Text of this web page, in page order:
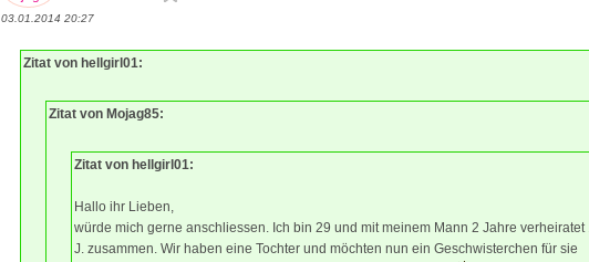
03.01.2014 20:27
Zitat von hellgirl01:
Zitat von Mojag85:
Zitat von hellgirl01:
Hallo ihr Lieben,
würde mich gerne anschliessen. Ich bin 29 und mit meinem Mann 2 Jahre verheiratet
J. zusammen. Wir haben eine Tochter und möchten nun ein Geschwisterchen für sie